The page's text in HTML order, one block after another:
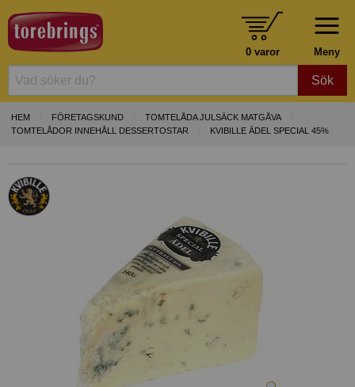
Meny
0 varor
Sök
HEM FÖRETAGSKUND
TOMTELÅDA JULSÄCK MATGÅVA
TOMTELÅDOR INNEHÅLL DESSERTOSTAR
KVIBILLE ÄDEL SPECIAL 45%